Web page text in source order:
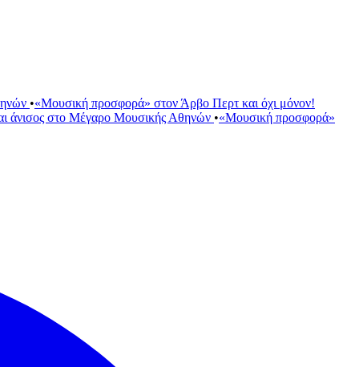
•«Μουσική προσφορά» στον Άρβο Περτ και όχι μόνον!
άνισος στο Μέγαρο Μουσικής Αθηνών •«Μουσική προσφορά»